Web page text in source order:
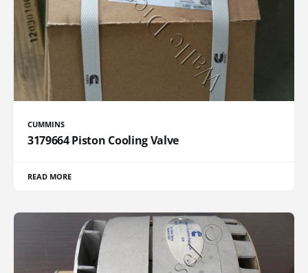
CUMMINS
3179664 Piston Cooling Valve
READ MORE